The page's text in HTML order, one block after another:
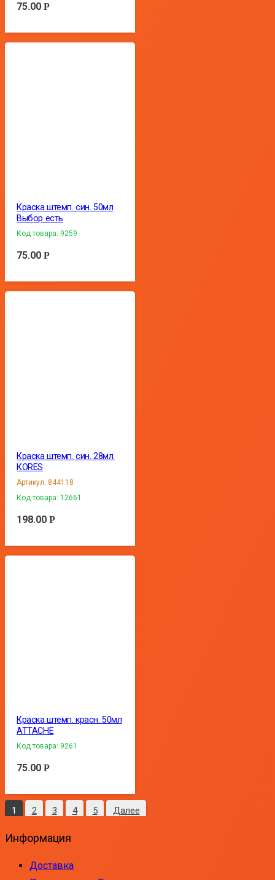
75.00Р
Краска штемп. син. 50мл
Выбор есть
Код товара: 9259
75.00Р
Краска штемп. син. 28мл.
КORES
Артикул: 844118
Код товара: 12661
198.00Р
Краска штемп. красн. 50мл
ATTACHE
Код товара: 9261
75.00Р
1 2 3 4 5 Далее
Информация
Доставка